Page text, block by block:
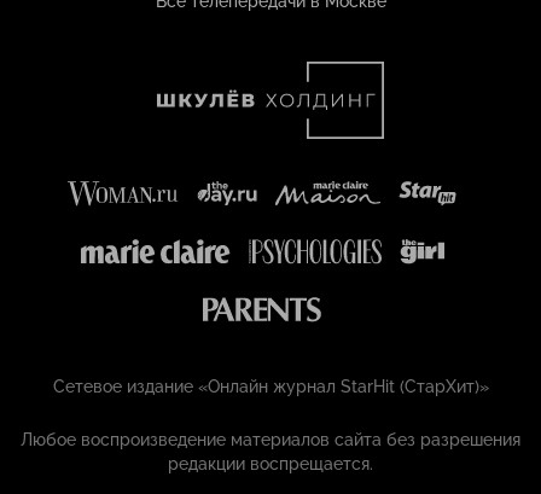
Сетевое издание «Онлайн журнал StarHit (СтарХит)»
Любое воспроизведение материалов сайта без разрешения
редакции воспрещается.